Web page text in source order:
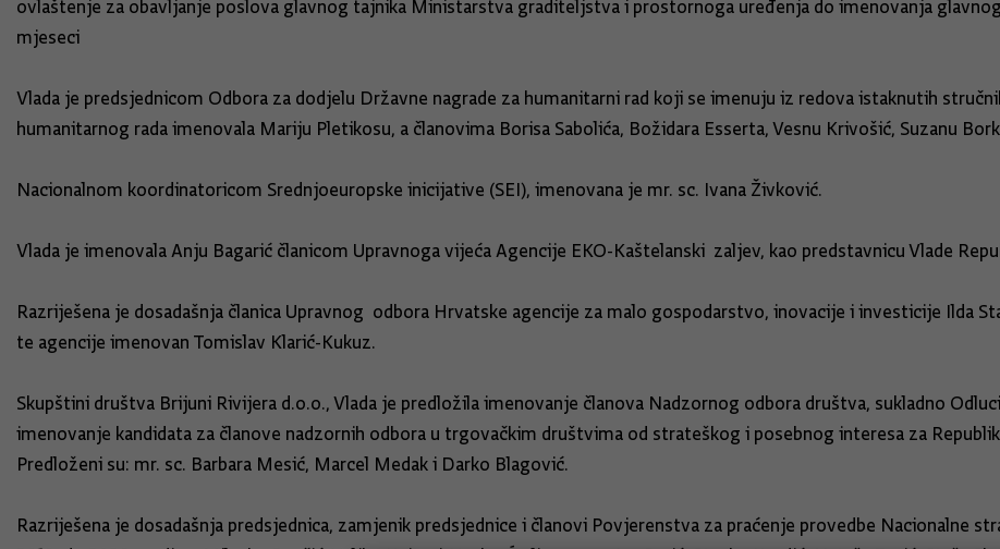
ovlaštenje za obavljanje poslova glavnog tajnika Ministarstva graditeljstva i prostornoga uređenja do imenovanja
mjeseci
Vlada je predsjednicom Odbora za dodjelu Državne nagrade za humanitarni rad koji se imenuju iz redova istaknutih
humanitarnog rada imenovala Mariju Pletikosu, a članovima Borisa Sabolića, Božidara Esserta, Vesnu Krivošić, Suzanu
Nacionalnom koordinatoricom Srednjoeuropske inicijative (SEI), imenovana je mr. sc. Ivana Živković.
Vlada je imenovala Anju Bagarić članicom Upravnoga vijeća Agencije EKO-Kaštelanski zaljev, kao predstavnicu Vlade
Razriješena je dosadašnja članica Upravnog odbora Hrvatske agencije za malo gospodarstvo, inovacije i investicije Ilda
te agencije imenovan Tomislav Klarić-Kukuz.
Skupštini društva Brijuni Rivijera d.o.o., Vlada je predložila imenovanje članova Nadzornog odbora društva, sukladno
imenovanje kandidata za članove nadzornih odbora u trgovačkim društvima od strateškog i posebnog interesa za
Predloženi su: mr. sc. Barbara Mesić, Marcel Medak i Darko Blagović.
Razriješena je dosadašnja predsjednica, zamjenik predsjednice i članovi Povjerenstva za praćenje provedbe Nacionalne